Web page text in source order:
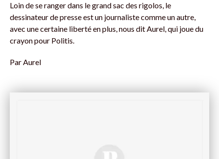
Loin de se ranger dans le grand sac des rigolos, le
dessinateur de presse est un journaliste comme un autre,
avec une certaine liberté en plus, nous dit Aurel, qui joue du
crayon pour Politis.
ParAurel